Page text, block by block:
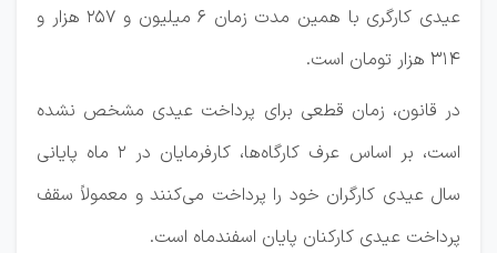
عیدی کارگری با همین مدت زمان ۶ میلیون و ۲۵۷ هزار و
۳۱۴ هزار تومان است.
در قانون، زمان قطعی برای پرداخت عیدی مشخص نشده
است، بر اساس عرف کارگاه‌ها، کارفرمایان در ۲ ماه پایانی
سال عیدی کارگران خود را پرداخت می‌کنند و معمولاً سقف
پرداخت عیدی کارکنان پایان اسفندماه است.